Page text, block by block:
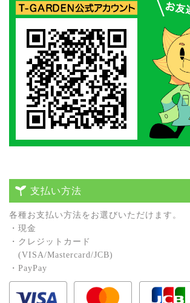
支払い方法
各種お⽀払い⽅法をお選びいただけます。
・現⾦
・クレジットカード
(VISA/Mastercard/JCB)
・PayPay